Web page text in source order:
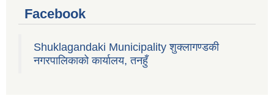
Facebook
Shuklagandaki Municipality शुक्लागण्डकी
नगरपालिकाको कार्यालय, तनहुँ